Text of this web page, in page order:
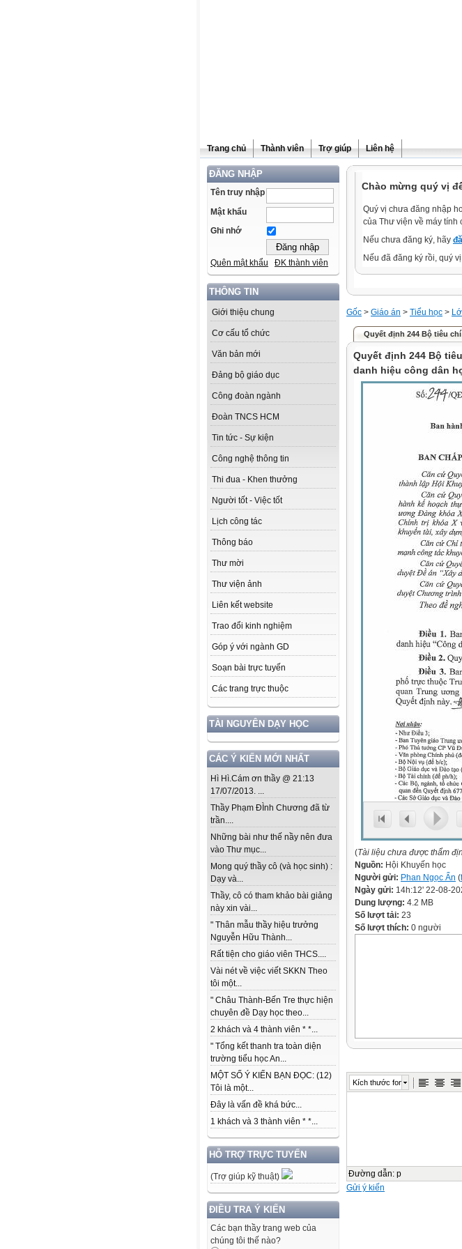
Trang chủ Thành viên Trợ giúp Liên hệ
ĐĂNG NHẬP
Tên truy nhập
Mật khẩu
Ghi nhớ
Quên mật khẩu ĐK thành viên
THÔNG TIN
Giới thiệu chung
Cơ cấu tổ chức
Văn bản mới
Đảng bộ giáo dục
Công đoàn ngành
Đoàn TNCS HCM
Tin tức - Sự kiện
Công nghệ thông tin
Thi đua - Khen thưởng
Người tốt - Việc tốt
Lịch công tác
Thông báo
Thư mời
Thư viện ảnh
Liên kết website
Trao đổi kinh nghiệm
Góp ý với ngành GD
Soạn bài trực tuyến
Các trang trực thuộc
TÀI NGUYÊN DẠY HỌC
CÁC Ý KIẾN MỚI NHẤT
Hì Hì.Cám ơn thầy @ 21:13
17/07/2013. ...
Thầy Phạm ĐÌnh Chương đã từ
trần....
Những bài như thế nầy nên đưa
vào Thư mục...
Mong quý thầy cô (và học sinh) :
Dạy và...
Thầy, cô có tham khảo bài giảng
này xin vài...
" Thân mẫu thầy hiệu trưởng
Nguyễn Hữu Thành...
Rất tiện cho giáo viên THCS....
Vài nét về việc viết SKKN Theo
tôi một...
" Châu Thành-Bến Tre thực hiện
chuyên đề Dạy học theo...
2 khách và 4 thành viên * *...
" Tổng kết thanh tra toàn diện
trường tiểu học An...
MỘT SỐ Ý KIẾN BẠN ĐỌC: (12)
Tôi là một...
Đây là vấn đề khá bức...
1 khách và 3 thành viên * *...
HỖ TRỢ TRỰC TUYẾN
(Trợ giúp kỹ thuật)
ĐIỀU TRA Ý KIẾN
Các bạn thầy trang web của
chúng tôi thế nào?
Chào mừng quý vị
Quý vị chưa đăng nhập
của Thư viện về máy tính
Nếu chưa đăng ký, hãy
Nếu đã đăng ký rồi, quý
Gốc > Giáo án > Tiểu học >
Quyết định 244 Bộ tiêu
Quyết định 244 Bộ
danh hiệu công dân
(Tài liệu chưa được thẩm
Nguồn: Hội Khuyến học
Người gửi: Phan Ngọc Ẩn (
Ngày gửi: 14h:12' 22-08-
Dung lượng: 4.2 MB
Số lượt tải: 23
Số lượt thích: 0 người
Kích thước font
Đường dẫn: p
Gửi ý kiến